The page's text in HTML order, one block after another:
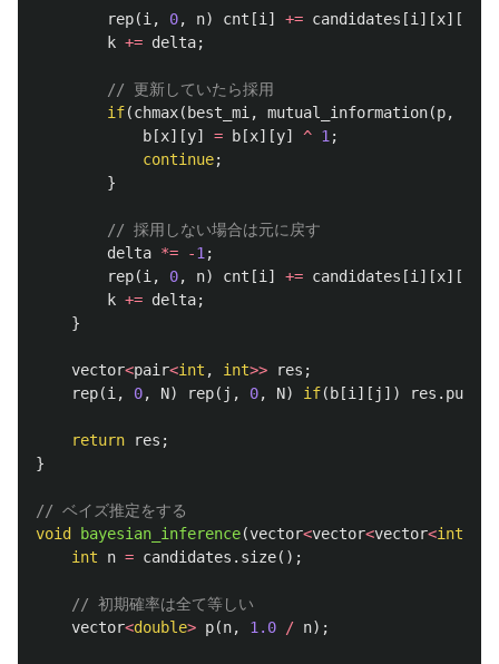
rep(i , 0, n) cnt [i ] += candidates [i ][x][
k += delta;
// 更新していたら採用
if(chmax( best_mi , mutual_information(p,
b [x][y] = b [x][y] ^ 1 ;
continue;
}
// 採用しない場合は元に戻す
delta *= -1 ;
rep(i , 0, n) cnt [i ] += candidates [i ][x][
k += delta;
}
vector<pair<int , int>> res ;
rep(i , 0, N) rep( j , 0, N) if( b [i ][ j ]) res .
return res ;
}
// ベイズ推定をする
void
bayesian_inference(vector<vector<vector<int
int
n = candidates . size();
// 初期確率は全て等しい
vector<double> p(n, 1.0 / n);